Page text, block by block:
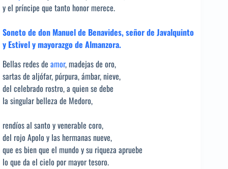
y el príncipe que tanto honor merece.
Soneto de don Manuel de Benavides, señor de Javalquinto
y Estivel y mayorazgo de Almanzora.
Bellas redes de amor, madejas de oro,
sartas de aljófar, púrpura, ámbar, nieve,
del celebrado rostro, a quien se debe
la singular belleza de Medoro,
rendíos al santo y venerable coro,
del rojo Apolo y las hermanas nueve,
que es bien que el mundo y su riqueza apruebe
lo que da el cielo por mayor tesoro.